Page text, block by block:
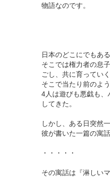
物語なのです。
日本のどこにでもあ
そこでは権力者の息
ごし、共に育っていく
そこで当たり前のよ
4人は遊びも悪戯も
してきた。
しかし、ある日突然
彼が書いた一篇の寓
・・・・・
その寓話は『淋しい